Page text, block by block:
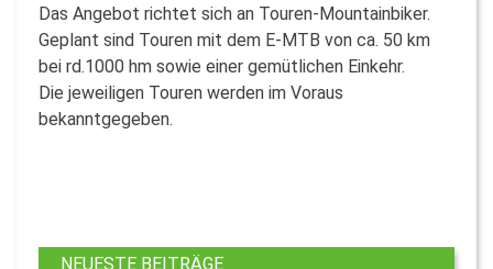
Das Angebot richtet sich an Touren-Mountainbiker.
Geplant sind Touren mit dem E-MTB von ca. 50 km
bei rd.1000 hm sowie einer gemütlichen Einkehr.
Die jeweiligen Touren werden im Voraus
bekanntgegeben.
NEUESTE BEITRÄGE